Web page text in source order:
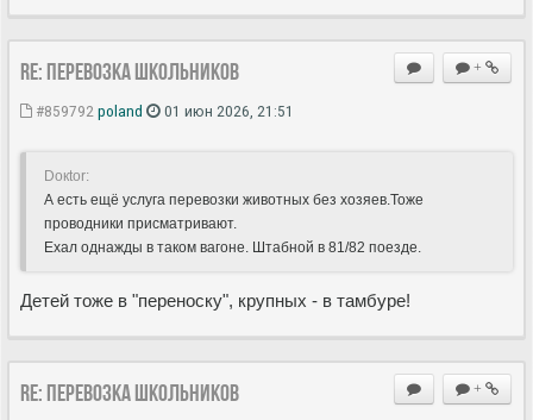
+
Re: Перевозка школьников
#859792 poland 01 июн 2026, 21:51
Doкtor:
А есть ещё услуга перевозки животных без хозяев.Тоже
проводники присматривают.
Ехал однажды в таком вагоне. Штабной в 81/82 поезде.
Детей тоже в "переноску", крупных - в тамбуре!
+
Re: Перевозка школьников